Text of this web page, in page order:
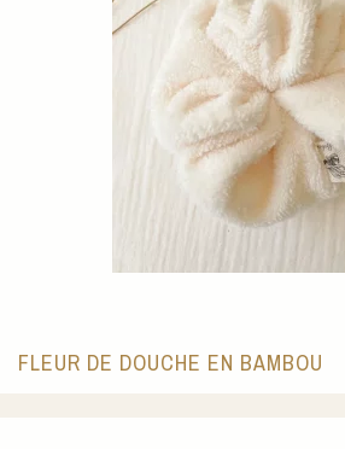
FLEUR DE DOUCHE EN BAMBOU